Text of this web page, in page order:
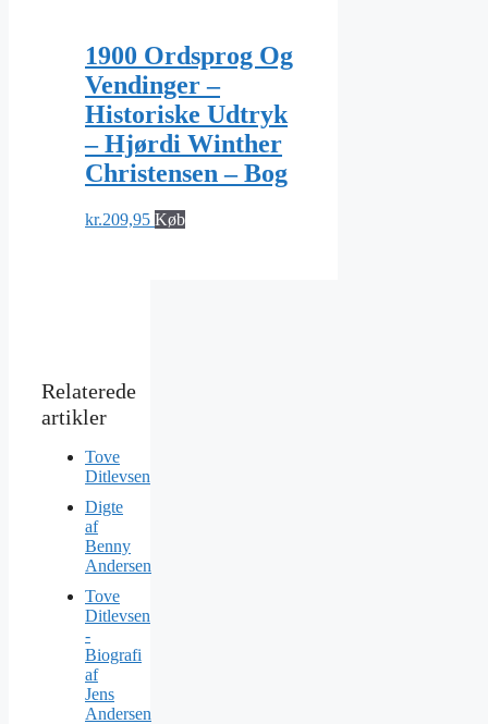
1900 Ordsprog Og
Vendinger –
Historiske Udtryk
– Hjørdi Winther
Christensen – Bog
kr.209,95 Køb
Tove
Ditlevsen
Digte
af
Benny
Andersen
Tove
Ditlevsen
-
Biografi
af
Jens
Andersen